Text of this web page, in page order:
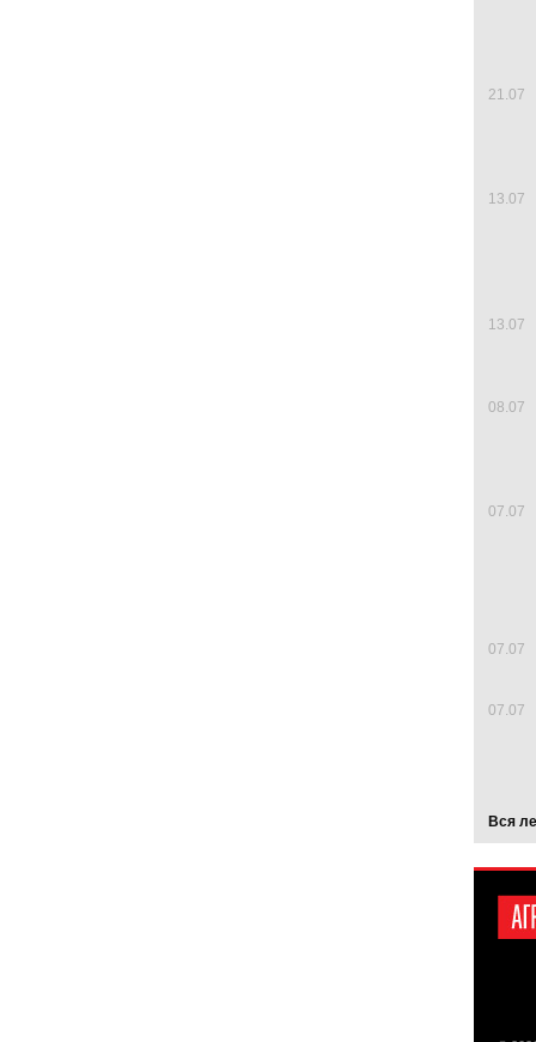
21.07
13.07
13.07
08.07
07.07
07.07
07.07
Вся